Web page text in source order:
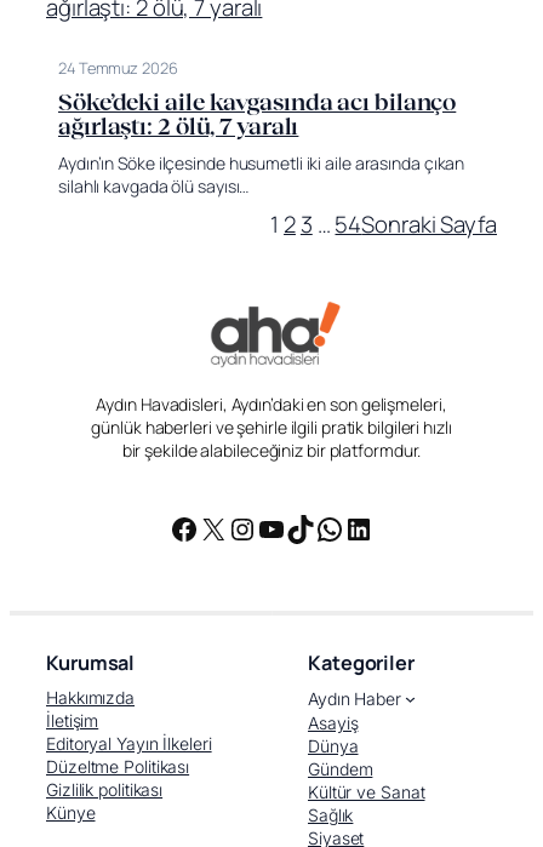
24 Temmuz 2026
Söke’deki aile kavgasında acı bilanço
ağırlaştı: 2 ölü, 7 yaralı
Aydın’ın Söke ilçesinde husumetli iki aile arasında çıkan
silahlı kavgada ölü sayısı…
1 23 …54Sonraki Sayfa
Aydın Havadisleri, Aydın’daki en son gelişmeleri,
günlük haberleri ve şehirle ilgili pratik bilgileri hızlı
bir şekilde alabileceğiniz bir platformdur.
Facebook
X Instagram
YouTube
TikTok
WhatsApp
LinkedIn
Kurumsal
Hakkımızda
İletişim
Editoryal Yayın İlkeleri
Düzeltme Politikası
Gizlilik politikası
Künye
Kategoriler
Aydın Haber
Asayiş
Dünya
Gündem
Kültür ve Sanat
Sağlık
Siyaset